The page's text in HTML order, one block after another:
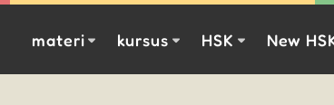
materi kursus HSK New